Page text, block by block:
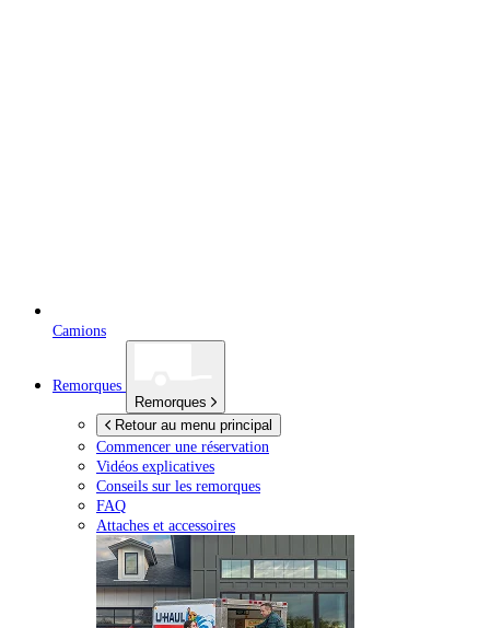
Camions
Remorques
Remorques
Retour au menu principal
Commencer une réservation
Vidéos explicatives
Conseils sur les remorques
FAQ
Attaches et accessoires